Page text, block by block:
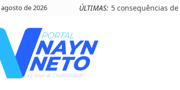
agosto de 2026 ÚLTIMAS: